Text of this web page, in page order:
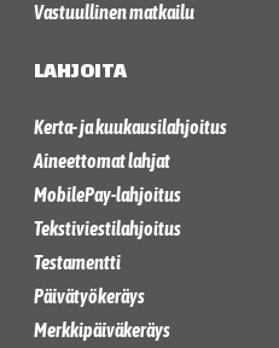
Vastuullinen matkailu
LAHJOITA
Kerta- ja kuukausilahjoitus
Aineettomat lahjat
MobilePay-lahjoitus
Tekstiviestilahjoitus
Testamentti
Päivätyökeräys
Merkkipäiväkeräys